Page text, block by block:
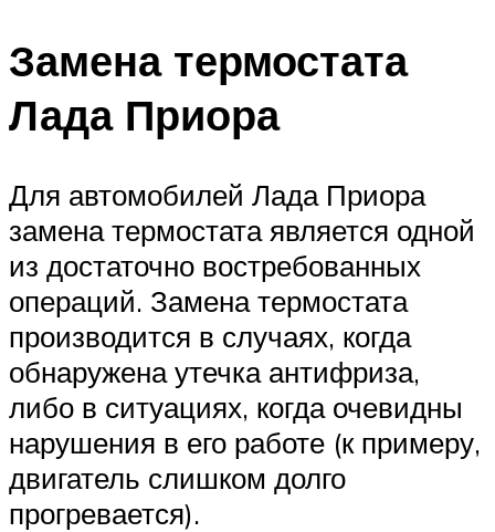
Замена термостата
Лада Приора
Для автомобилей Лада Приора
замена термостата является одной
из достаточно востребованных
операций. Замена термостата
производится в случаях, когда
обнаружена утечка антифриза,
либо в ситуациях, когда очевидны
нарушения в его работе (к примеру,
двигатель слишком долго
прогревается).